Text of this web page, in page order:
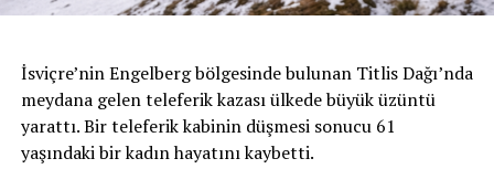
Teknik ve pratik meslekler
Bu alanlarda çalışanların maaşlarının artması ve bazı
durumlarda üniversite mezunlarıyla aynı seviyeye
gelmesi bekleniyor.
İsviçre’nin Engelberg bölgesinde bulunan Titlis Dağı’nda
meydana gelen teleferik kazası ülkede büyük üzüntü
yarattı. Bir teleferik kabinin düşmesi sonucu 61
yaşındaki bir kadın hayatını kaybetti.